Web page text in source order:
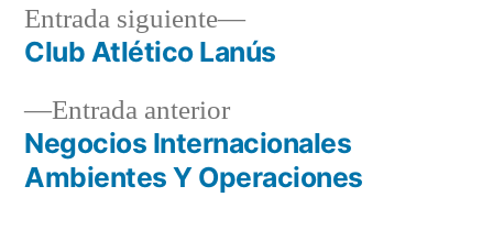
Navegación
de
entradas
Entrada anteriorEntrada
anterior:
Negocios Internacionales
Ambientes Y Operaciones
Entrada siguiente
Entrada
siguiente:
Club Atlético Lanús